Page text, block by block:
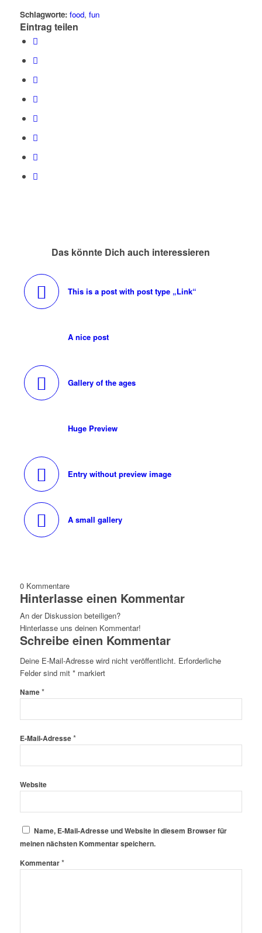
Schlagworte: food, fun
Eintrag teilen
Das könnte Dich auch interessieren
This is a post with post type „Link“
A nice post
Gallery of the ages
Huge Preview
Entry without preview image
A small gallery
0 Kommentare
Hinterlasse einen Kommentar
An der Diskussion beteiligen?
Hinterlasse uns deinen Kommentar!
Schreibe einen Kommentar
Deine E-Mail-Adresse wird nicht veröffentlicht. Erforderliche
Felder sind mit *markiert
Name*
E-Mail-Adresse*
Website
Name, E-Mail-Adresse und Website in diesem Browser für
meinen nächsten Kommentar speichern.
Kommentar*